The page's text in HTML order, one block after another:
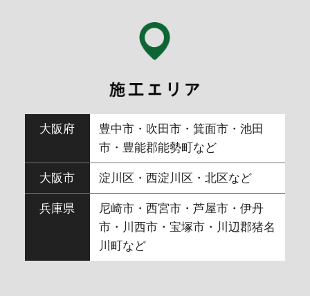
大阪府
豊中市・吹田市・箕面市・池田
市・豊能郡能勢町など
大阪市 淀川区・西淀川区・北区など
兵庫県
尼崎市・西宮市・芦屋市・伊丹
市・川西市・宝塚市・川辺郡猪名
川町など